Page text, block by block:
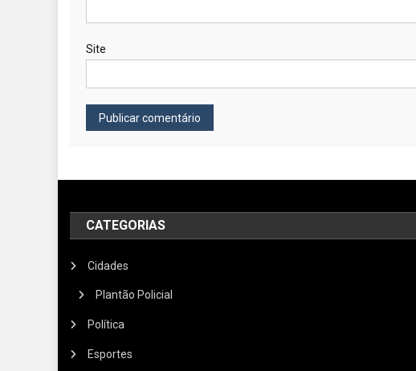
Site
CATEGORIAS
Cidades
Plantão Policial
Política
Esportes